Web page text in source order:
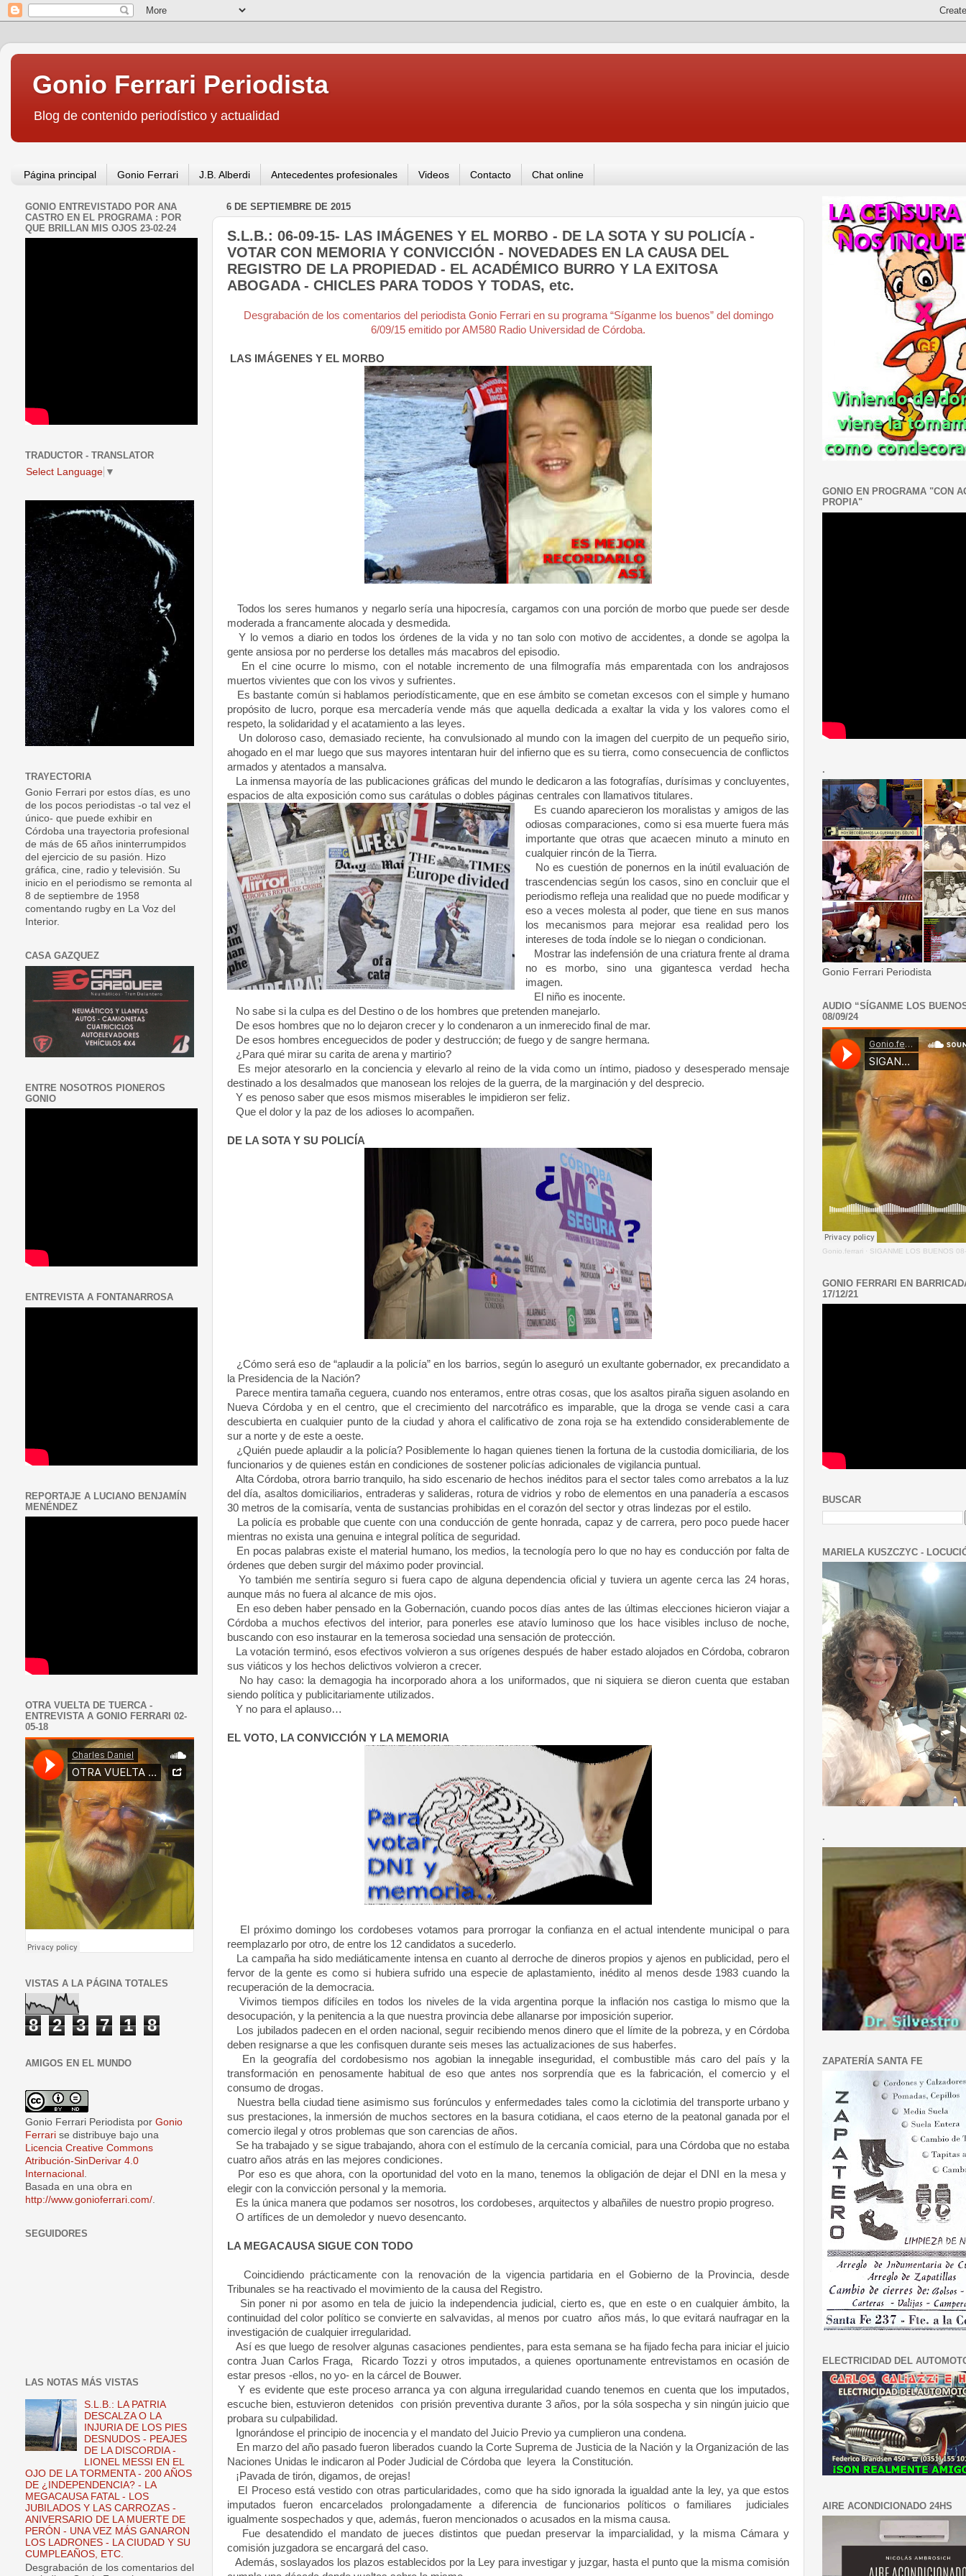
Gonio Ferrari Periodista
Blog de contenido periodístico y actualidad
Página principal Gonio Ferrari J.B. Alberdi Antecedentes profesionales Videos Contacto Chat online
6 DE SEPTIEMBRE DE 2015
S.L.B.: 06-09-15- LAS IMÁGENES Y EL MORBO - DE LA SOTA Y SU POLICÍA -
VOTAR CON MEMORIA Y CONVICCIÓN - NOVEDADES EN LA CAUSA DEL
REGISTRO DE LA PROPIEDAD - EL ACADÉMICO BURRO Y LA EXITOSA
ABOGADA - CHICLES PARA TODOS Y TODAS, etc.
Desgrabación de los comentarios del periodista Gonio Ferrari en su programa “Síganme los buenos” del domingo
6/09/15 emitido por AM580 Radio Universidad de Córdoba.
LAS IMÁGENES Y EL MORBO
Todos los seres humanos y negarlo sería una hipocresía, cargamos con una porción de morbo que puede ser desde
moderada a francamente alocada y desmedida.
Y lo vemos a diario en todos los órdenes de la vida y no tan solo con motivo de accidentes, a donde se agolpa la
gente ansiosa por no perderse los detalles más macabros del episodio.
En el cine ocurre lo mismo, con el notable incremento de una filmografía más emparentada con los andrajosos
muertos vivientes que con los vivos y sufrientes.
Es bastante común si hablamos periodísticamente, que en ese ámbito se cometan excesos con el simple y humano
propósito de lucro, porque esa mercadería vende más que aquella dedicada a exaltar la vida y los valores como el
respeto, la solidaridad y el acatamiento a las leyes.
Un doloroso caso, demasiado reciente, ha convulsionado al mundo con la imagen del cuerpito de un pequeño sirio,
ahogado en el mar luego que sus mayores intentaran huir del infierno que es su tierra, como consecuencia de conflictos
armados y atentados a mansalva.
La inmensa mayoría de las publicaciones gráficas del mundo le dedicaron a las fotografías, durísimas y concluyentes,
espacios de alta exposición como sus carátulas o dobles páginas centrales con llamativos titulares.
Es cuando aparecieron los moralistas y amigos de las
odiosas comparaciones, como si esa muerte fuera más
importante que otras que acaecen minuto a minuto en
cualquier rincón de la Tierra.
No es cuestión de ponernos en la inútil evaluación de
trascendencias según los casos, sino en concluir que el
periodismo refleja una realidad que no puede modificar y
eso a veces molesta al poder, que tiene en sus manos
los mecanismos para mejorar esa realidad pero los
intereses de toda índole se lo niegan o condicionan.
Mostrar las indefensión de una criatura frente al drama
no es morbo, sino una gigantesca verdad hecha
imagen.
El niño es inocente.
No sabe si la culpa es del Destino o de los hombres que pretenden manejarlo.
De esos hombres que no lo dejaron crecer y lo condenaron a un inmerecido final de mar.
De esos hombres enceguecidos de poder y destrucción; de fuego y de sangre hermana.
¿Para qué mirar su carita de arena y martirio?
Es mejor atesorarlo en la conciencia y elevarlo al reino de la vida como un íntimo, piadoso y desesperado mensaje
destinado a los desalmados que manosean los relojes de la guerra, de la marginación y del desprecio.
Y es penoso saber que esos mismos miserables le impidieron ser feliz.
Que el dolor y la paz de los adioses lo acompañen.
DE LA SOTA Y SU POLICÍA
¿Cómo será eso de “aplaudir a la policía” en los barrios, según lo aseguró un exultante gobernador, ex precandidato a
la Presidenciade la Nación?
Parece mentira tamaña ceguera, cuando nos enteramos, entre otras cosas, que los asaltos piraña siguen asolando en
Nueva Córdoba y en el centro, que el crecimiento del narcotráfico es imparable, que la droga se vende casi a cara
descubierta en cualquier punto de la ciudad y ahora el calificativo de zona roja se ha extendido considerablemente de
sur a norte y de este a oeste.
¿Quién puede aplaudir a la policía? Posiblemente lo hagan quienes tienen la fortuna de la custodia domiciliaria, de los
funcionarios y de quienes están en condiciones de sostener policías adicionales de vigilancia puntual.
Alta Córdoba, otrora barrio tranquilo, ha sido escenario de hechos inéditos para el sector tales como arrebatos a la luz
del día, asaltos domiciliarios, entraderas y salideras, rotura de vidrios y robo de elementos en una panadería a escasos
30 metros de la comisaría, venta de sustancias prohibidas en el corazón del sector y otras lindezas por el estilo.
La policía es probable que cuente con una conducción de gente honrada, capaz y de carrera, pero poco puede hacer
mientras no exista una genuina e integral política de seguridad.
En pocas palabras existe el material humano, los medios, la tecnología pero lo que no hay es conducción por falta de
órdenes que deben surgir del máximo poder provincial.
Yo también me sentiría seguro si fuera capo de alguna dependencia oficial y tuviera un agente cerca las 24 horas,
aunque más no fuera al alcance de mis ojos.
En eso deben haber pensado en la Gobernación, cuando pocos días antes de las últimas elecciones hicieron viajar a
Córdoba a muchos efectivos del interior, para ponerles ese atavío luminoso que los hace visibles incluso de noche,
buscando con eso instaurar en la temerosa sociedad una sensación de protección.
La votación terminó, esos efectivos volvieron a sus orígenes después de haber estado alojados en Córdoba, cobraron
sus viáticos y los hechos delictivos volvieron a crecer.
No hay caso: la demagogia ha incorporado ahora a los uniformados, que ni siquiera se dieron cuenta que estaban
siendo política y publicitariamente utilizados.
Y no para el aplauso…
EL VOTO, LA CONVICCIÓN Y LA MEMORIA
El próximo domingo los cordobeses votamos para prorrogar la confianza en el actual intendente municipal o para
reemplazarlo por otro, de entre los 12 candidatos a sucederlo.
La campaña ha sido mediáticamente intensa en cuanto al derroche de dineros propios y ajenos en publicidad, pero el
fervor de la gente es como si hubiera sufrido una especie de aplastamiento, inédito al menos desde 1983 cuando la
recuperación de la democracia.
Vivimos tiempos difíciles en todos los niveles de la vida argentina porque la inflación nos castiga lo mismo que la
desocupación, y la penitencia a la que nuestra provincia debe allanarse por imposición superior.
Los jubilados padecen en el orden nacional, seguir recibiendo menos dinero que el límite de la pobreza, y en Córdoba
deben resignarse a que les confisquen durante seis meses las actualizaciones de sus haberfes.
En la geografía del cordobesismo nos agobian la innegable inseguridad, el combustible más caro del país y la
transformación en penosamente habitual de eso que antes nos sorprendía que es la fabricación, el comercio y el
consumo de drogas.
Nuestra bella ciudad tiene asimismo sus forúnculos y enfermedades tales como la ciclotimia del transporte urbano y
sus prestaciones, la inmersión de muchos sectores en la basura cotidiana, el caos eterno de la peatonal ganada por el
comercio ilegal y otros problemas que son carencias de años.
Se ha trabajado y se sigue trabajando, ahora con el estímulo de la cercanía comicial, para una Córdoba que no estaba
cuatro años atrás en las mejores condiciones.
Por eso es que ahora, con la oportunidad del voto en la mano, tenemos la obligación de dejar el DNI en la mesa y
elegir con la convicción personal y la memoria.
Es la única manera que podamos ser nosotros, los cordobeses, arquitectos y albañiles de nuestro propio progreso.
O artífices de un demoledor y nuevo desencanto.
LA MEGACAUSA SIGUE CON TODO
Coincidiendo prácticamente con la renovación de la vigencia partidaria en el Gobierno de la Provincia, desde
Tribunales se ha reactivado el movimiento de la causa del Registro.
Sin poner ni por asomo en tela de juicio la independencia judicial, cierto es, que en este o en cualquier ámbito, la
continuidad del color político se convierte en salvavidas, al menos por cuatro años más, lo que evitará naufragar en la
investigación de cualquier irregularidad.
Así es que luego de resolver algunas casaciones pendientes, para esta semana se ha fijado fecha para iniciar el juicio
contra Juan Carlos Fraga, Ricardo Tozzi y otros imputados, a quienes oportunamente entrevistamos en ocasión de
estar presos -ellos, no yo- en la cárcel de Bouwer.
Y es evidente que este proceso arranca ya con alguna irregularidad cuando tenemos en cuenta que los imputados,
escuche bien, estuvieron detenidos con prisión preventiva durante 3 años, por la sóla sospecha y sin ningún juicio que
probara su culpabilidad.
Ignorándose el principio de inocencia y el mandato del Juicio Previo ya cumplieron una condena.
En marzo del año pasado fueron liberados cuando la Corte Supremade Justicia de la Nación y la Organizaciónde las
Naciones Unidas le indicaron al Poder Judicial de Córdoba que leyera
la Constitución.
¡Pavada de tirón, digamos, de orejas!
El Proceso está vestido con otras particularidades, como que ha sido ignorada la igualdad ante la ley, ya que estos
imputados fueron encarcelados prolongadamente a diferencia de funcionarios políticos o familiares judiciales
igualmente sospechados y que, además, fueron mencionados o acusados en la misma causa.
Fue desatendido el mandato de jueces distintos que puedan preservar la imparcialidad, y la misma Cámara y
comisión juzgadora se encargará del caso.
Además, soslayados los plazos establecidos por la Ley para investigar y juzgar, hasta el punto que la misma comisión
GONIO ENTREVISTADO POR ANA
CASTRO EN EL PROGRAMA : POR
QUE BRILLAN MIS OJOS 23-02-24
TRADUCTOR - TRANSLATOR
Select Language ▼
TRAYECTORIA
Gonio Ferrari por estos días, es uno
de los pocos periodistas -o tal vez el
único- que puede exhibir en
Córdoba una trayectoria profesional
de más de 65 años ininterrumpidos
del ejercicio de su pasión. Hizo
gráfica, cine, radio y televisión. Su
inicio en el periodismo se remonta al
8 de septiembre de 1958
comentando rugby en La Voz del
Interior.
CASA GAZQUEZ
ENTRE NOSOTROS PIONEROS
GONIO
ENTREVISTA A FONTANARROSA
REPORTAJE A LUCIANO BENJAMÍN
MENÉNDEZ
OTRA VUELTA DE TUERCA -
ENTREVISTA A GONIO FERRARI 02-
05-18
VISTAS A LA PÁGINA TOTALES
8 2 3 7 1 8
AMIGOS EN EL MUNDO
Gonio Ferrari Periodista por Gonio
Ferrari se distribuye bajo una
Licencia Creative Commons
Atribución-SinDerivar 4.0
Internacional .
Basada en una obra en
http://www.gonioferrari.com/.
SEGUIDORES
LAS NOTAS MÁS VISTAS
S.L.B.: LA PATRIA
DESCALZA O LA
INJURIA DE LOS PIES
DESNUDOS - PEAJES
DE LA DISCORDIA -
LIONEL MESSI EN EL
OJO DE LA TORMENTA - 200 AÑOS
DE ¿INDEPENDENCIA? - LA
MEGACAUSA FATAL - LOS
JUBILADOS Y LAS CARROZAS -
ANIVERSARIO DE LA MUERTE DE
PERÓN - UNA VEZ MÁS GANARON
LOS LADRONES - LA CIUDAD Y SU
CUMPLEAÑOS, ETC.
Desgrabación de los comentarios del
GONIO EN PROGRAMA "CON
PROPIA"
.
Gonio Ferrari Periodista
AUDIO “SÍGANME LOS
08/09/24
Gonio.ferrari · SIGANME LOS BUENOS
GONIO FERRARI EN
17/12/21
BUSCAR
MARIELA KUSZCZYC -
.
ZAPATERÍA SANTA FE
ELECTRICIDAD DEL
AIRE ACONDICIONADO 24HS